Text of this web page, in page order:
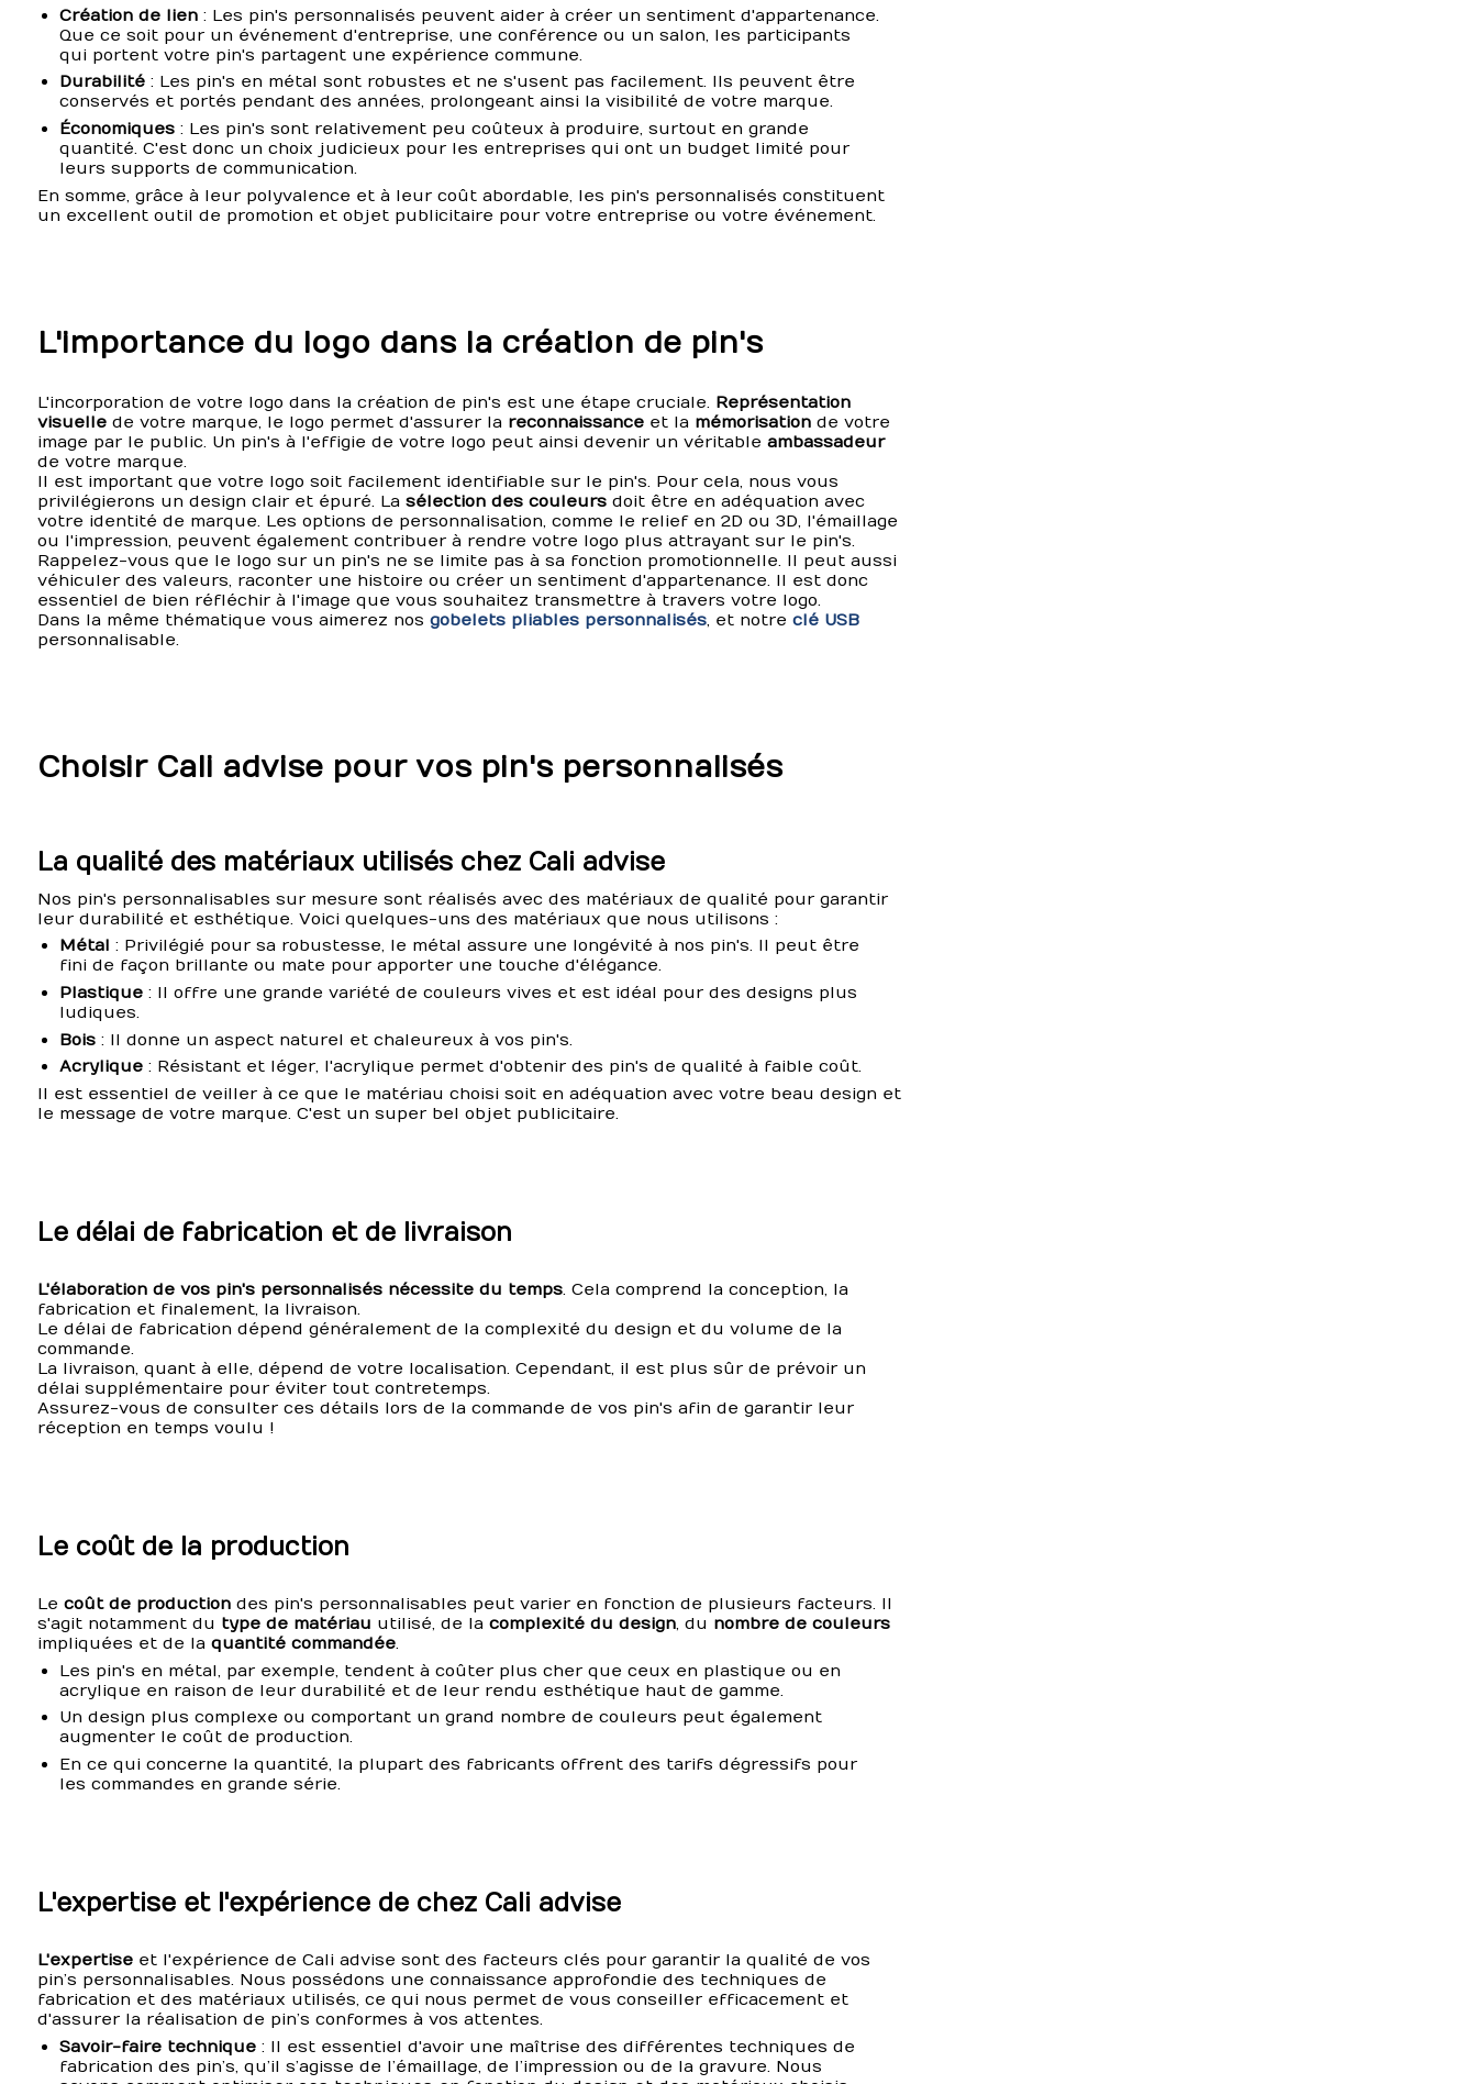
Création de lien: Les pin's personnalisés peuvent aider à créer un sentiment d'appartenance.
Que ce soit pour un événement d'entreprise, une conférence ou un salon, les participants
qui portent votre pin's partagent une expérience commune.
Durabilité: Les pin's en métal sont robustes et ne s'usent pas facilement. Ils peuvent être
conservés et portés pendant des années, prolongeant ainsi la visibilité de votre marque.
Économiques: Les pin's sont relativement peu coûteux à produire, surtout en grande
quantité. C'est donc un choix judicieux pour les entreprises qui ont un budget limité pour
leurs supports de communication.
En somme, grâce à leur polyvalence et à leur coût abordable, les pin's personnalisés constituent
un excellent outil de promotion et objet publicitaire pour votre entreprise ou votre événement.
L'importance du logo dans la création de pin's
L'incorporation de votre logo dans la création de pin's est une étape cruciale. Représentation
visuellede votre marque, le logo permet d'assurer la reconnaissanceet la mémorisationde votre
image par le public. Un pin's à l'effigie de votre logo peut ainsi devenir un véritable ambassadeur
de votre marque.
Il est important que votre logo soit facilement identifiable sur le pin's. Pour cela, nous vous
privilégierons un design clair et épuré. La sélection des couleursdoit être en adéquation avec
votre identité de marque. Les options de personnalisation, comme le relief en 2D ou 3D, l'émaillage
ou l'impression, peuvent également contribuer à rendre votre logo plus attrayant sur le pin's.
Rappelez-vous que le logo sur un pin's ne se limite pas à sa fonction promotionnelle. Il peut aussi
véhiculer des valeurs, raconter une histoire ou créer un sentiment d'appartenance. Il est donc
essentiel de bien réfléchir à l'image que vous souhaitez transmettre à travers votre logo.
Dans la même thématique vous aimerez nos gobelets pliables personnalisés, et notre clé USB
personnalisable.
Choisir Cali advise pour vos pin's personnalisés
La qualité des matériaux utilisés chez Cali advise
Nos pin's personnalisables sur mesure sont réalisés avec des matériaux de qualité pour garantir
leur durabilité et esthétique. Voici quelques-uns des matériaux que nous utilisons :
Métal : Privilégié pour sa robustesse, le métal assure une longévité à nos pin's. Il peut être
fini de façon brillante ou mate pour apporter une touche d'élégance.
Plastique: Il offre une grande variété de couleurs vives et est idéal pour des designs plus
ludiques.
Bois: Il donne un aspect naturel et chaleureux à vos pin's.
Acrylique: Résistant et léger, l'acrylique permet d'obtenir des pin's de qualité à faible coût.
Il est essentiel de veiller à ce que le matériau choisi soit en adéquation avec votre beau design et
le message de votre marque. C'est un super bel objet publicitaire.
Le délai de fabrication et de livraison
L'élaboration de vos pin's personnalisés nécessite du temps. Cela comprend la conception, la
fabrication et finalement, la livraison.
Le délai de fabrication dépend généralement de la complexité du design et du volume de la
commande.
La livraison, quant à elle, dépend de votre localisation. Cependant, il est plus sûr de prévoir un
délai supplémentaire pour éviter tout contretemps.
Assurez-vous de consulter ces détails lors de la commande de vos pin's afin de garantir leur
réception en temps voulu !
Le coût de la production
Le coût de productiondes pin's personnalisables peut varier en fonction de plusieurs facteurs. Il
s'agit notamment du type de matériau utilisé, de la complexité du design, du nombre de couleurs
impliquées et de la quantité commandée.
Les pin's en métal, par exemple, tendent à coûter plus cher que ceux en plastique ou en
acrylique en raison de leur durabilité et de leur rendu esthétique haut de gamme.
Un design plus complexe ou comportant un grand nombre de couleurs peut également
augmenter le coût de production.
En ce qui concerne la quantité, la plupart des fabricants offrent des tarifs dégressifs pour
les commandes en grande série.
L'expertise et l'expérience de chez Cali advise
L'expertiseet l'expérience de Cali advise sont des facteurs clés pour garantir la qualité de vos
pin’s personnalisables. Nous possédons une connaissance approfondie des techniques de
fabrication et des matériaux utilisés, ce qui nous permet de vous conseiller efficacement et
d'assurer la réalisation de pin’s conformes à vos attentes.
Savoir-faire technique: Il est essentiel d'avoir une maîtrise des différentes techniques de
fabrication des pin’s, qu’il s’agisse de l’émaillage, de l’impression ou de la gravure. Nous